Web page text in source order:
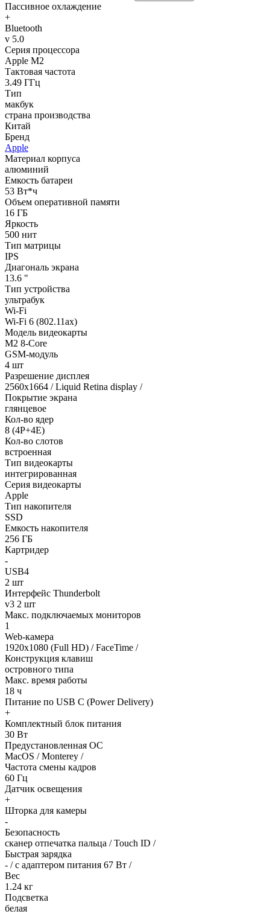
Пассивное охлаждение
+
Bluetooth
v 5.0
Серия процессора
Apple M2
Тактовая частота
3.49 ГГц
Тип
макбук
страна производства
Китай
Бренд
Apple
Материал корпуса
алюминий
Емкость батареи
53 Вт*ч
Объем оперативной памяти
16 ГБ
Яркость
500 нит
Тип матрицы
IPS
Диагональ экрана
13.6 "
Тип устройства
ультрабук
Wi-Fi
Wi-Fi 6 (802.11ax)
Модель видеокарты
M2 8-Core
GSM-модуль
4 шт
Разрешение дисплея
2560x1664 / Liquid Retina display /
Покрытие экрана
глянцевое
Кол-во ядер
8 (4P+4E)
Кол-во слотов
встроенная
Тип видеокарты
интегрированная
Серия видеокарты
Apple
Тип накопителя
SSD
Емкость накопителя
256 ГБ
Картридер
-
USB4
2 шт
Интерфейс Thunderbolt
v3 2 шт
Макс. подключаемых мониторов
1
Web-камера
1920x1080 (Full HD) / FaceTime /
Конструкция клавиш
островного типа
Макс. время работы
18 ч
Питание по USB C (Power Delivery)
+
Комплектный блок питания
30 Вт
Предустановленная ОС
MacOS / Monterey /
Частота смены кадров
60 Гц
Датчик освещения
+
Шторка для камеры
-
Безопасность
сканер отпечатка пальца / Touch ID /
Быстрая зарядка
- / с адаптером питания 67 Вт /
Вес
1.24 кг
Подсветка
белая